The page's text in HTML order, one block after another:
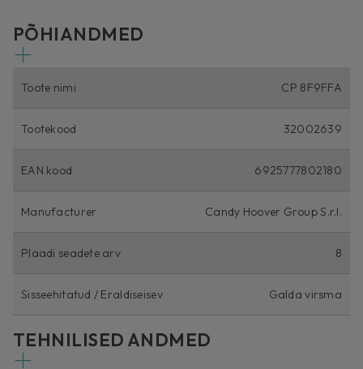
PÕHIANDMED
Toote nimi CP 8F9FFA
Tootekood 32002639
EAN kood 6925777802180
Manufacturer Candy Hoover Group S.r.l.
Plaadi seadete arv 8
Sisseehitatud / Eraldiseisev Galda virsma
TEHNILISED ANDMED